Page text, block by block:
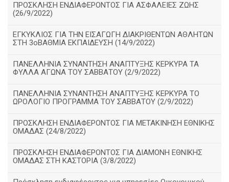
ΠΡΟΣΚΛΗΣΗ ΕΝΔΙΑΦΕΡΟΝΤΟΣ ΓΙΑ ΑΣΦΑΛΕΙΕΣ ΖΩΗΣ
(26/9/2022)
ΕΓΚΥΚΛΙΟΣ ΓΙΑ ΤΗΝ ΕΙΣΑΓΩΓΗ ΔΙΑΚΡΙΘΕΝΤΩΝ ΑΘΛΗΤΩΝ
ΣΤΗ 3οΒΑΘΜΙΑ ΕΚΠΑΙΔΕΥΣΗ (14/9/2022)
ΠΑΝΕΛΛΗΝΙΑ ΣΥΝΑΝΤΗΣΗ ΑΝΑΠΤΥΞΗΣ ΚΕΡΚΥΡΑ ΤΑ
ΦΥΛΛΑ ΑΓΩΝΑ ΤΟΥ ΣΑΒΒΑΤΟΥ (2/9/2022)
ΠΑΝΕΛΛΗΝΙΑ ΣΥΝΑΝΤΗΣΗ ΑΝΑΠΤΥΞΗΣ ΚΕΡΚΥΡΑ ΤΟ
ΩΡΟΛΟΓΙΟ ΠΡΟΓΡΑΜΜΑ ΤΟΥ ΣΑΒΒΑΤΟΥ (2/9/2022)
ΠΡΟΣΚΛΗΣΗ ΕΝΔΙΑΦΕΡΟΝΤΟΣ ΓΙΑ ΜΕΤΑΚΙΝΗΣΗ ΕΘΝΙΚΗΣ
ΟΜΑΔΑΣ (24/8/2022)
ΠΡΟΣΚΛΗΣΗ ΕΝΔΙΑΦΕΡΟΝΤΟΣ ΓΙΑ ΔΙΑΜΟΝΗ ΕΘΝΙΚΗΣ
ΟΜΑΔΑΣ ΣΤΗ ΚΑΣΤΟΡΙΑ (3/8/2022)